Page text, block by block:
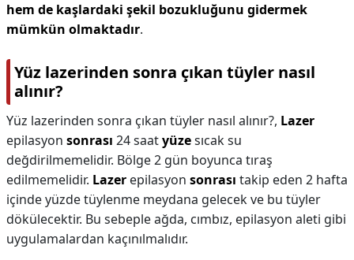
hem de kaşlardaki şekil bozukluğunu gidermek
mümkün olmaktadır.
Yüz lazerinden sonra çıkan tüyler nasıl
alınır?
Yüz lazerinden sonra çıkan tüyler nasıl alınır?, Lazer
epilasyon sonrası 24 saatyüzesıcak su
değdirilmemelidir. Bölge 2 gün boyunca tıraş
edilmemelidir. Lazer epilasyon sonrası takip eden 2 hafta
içinde yüzde tüylenme meydana gelecek ve bu tüyler
dökülecektir. Bu sebeple ağda, cımbız, epilasyon aleti gibi
uygulamalardan kaçınılmalıdır.